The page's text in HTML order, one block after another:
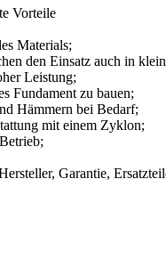
Vorteile
Materials;
den Einsatz auch in
Leistung;
Fundament zu bauen;
Hämmern bei Bedarf;
mit einem Zyklon;
Garantie,